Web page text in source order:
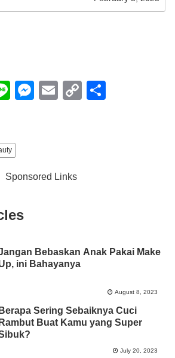
Li
M
g
E
C
Sponsored Links
Bebaskan Anak Pakai Make
ini Bahayanya
August 8, 2023
Berapa Sering Sebaiknya Cuci
Rambut Buat Kamu yang Super
July 20, 2023